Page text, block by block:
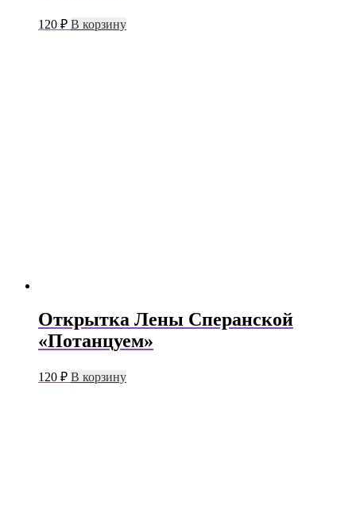
120 ₽ В корзину
Открытка Лены Сперанской
«Потанцуем»
120 ₽ В корзину